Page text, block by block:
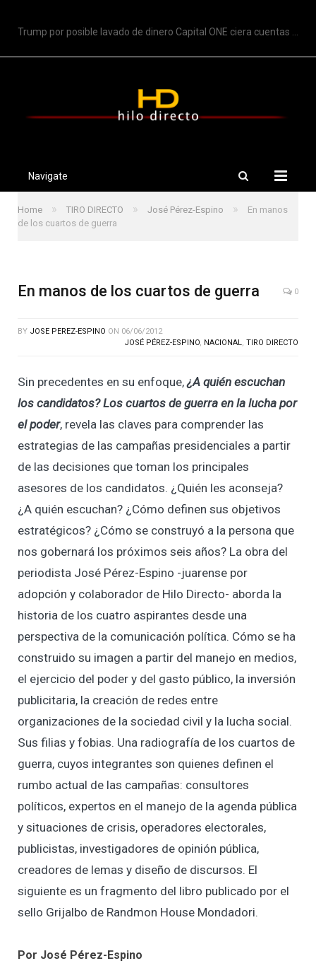
Trump por posible lavado de dinero Capital ONE ciera cuentas de Trump
Navigate
Home » TIRO DIRECTO » José Pérez-Espino »
En manos
de los cuartos de guerra
En manos de los cuartos de guerra 0
BY JOSE PEREZ-ESPINO ON 06/06/2012
JOSÉ PÉREZ-ESPINO, NACIONAL, TIRO DIRECTO
Sin precedentes en su enfoque,¿A quién escuchan
los candidatos? Los cuartos de guerra en la lucha por
el poder, revela las claves para comprender las
estrategias de las campañas presidenciales a partir
de las decisiones que toman los principales
asesores de los candidatos. ¿Quién les aconseja?
¿A quién escuchan? ¿Cómo definen sus objetivos
estratégicos? ¿Cómo se construyó a la persona que
nos gobernará los próximos seis años? La obra del
periodista José Pérez-Espino -juarense por
adopción y colaborador de Hilo Directo- aborda la
historia de los cuatro aspirantes desde una
perspectiva de la comunicación política. Cómo se ha
construido su imagen a partir del manejo en medios,
el ejercicio del poder y del gasto público, la inversión
publicitaria, la creación de redes entre
organizaciones de la sociedad civil y la lucha social.
Sus filias y fobias. Una radiografía de los cuartos de
guerra, cuyos integrantes son quienes definen el
rumbo actual de las campañas: consultores
políticos, expertos en el manejo de la agenda pública
y situaciones de crisis, operadores electorales,
publicistas, investigadores de opinión pública,
creadores de lemas y diseño de discursos. El
siguiente es un fragmento del libro publicado por el
sello Grijalbo de Randmon House Mondadori.
Por José Pérez-Espino